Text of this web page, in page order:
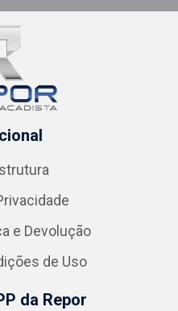
e Devolução
de Uso
da Repor